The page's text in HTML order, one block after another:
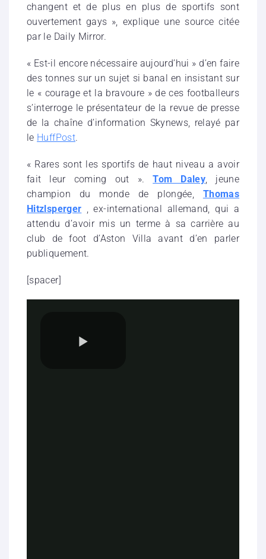
changent et de plus en plus de sportifs sont
ouvertement gays », explique une source citée
par le Daily Mirror.
« Est-il encore nécessaire aujourd’hui » d’en faire
des tonnes sur un sujet si banal en insistant sur
le « courage et la bravoure » de ces footballeurs
s’interroge le présentateur de la revue de presse
de la chaîne d’information Skynews, relayé par
le HuffPost.
« Rares sont les sportifs de haut niveau a avoir
fait leur coming out ».Tom Daley, jeune
champion du monde de plongée, Thomas
Hitzlsperger , ex-international allemand, qui a
attendu d’avoir mis un terme à sa carrière au
club de foot d’Aston Villa avant d’en parler
publiquement.
[spacer]